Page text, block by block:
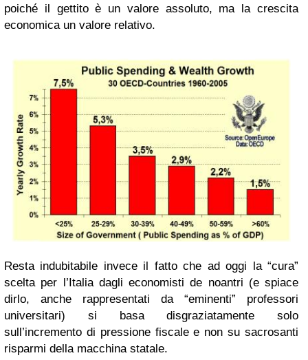
poiché il gettito è un valore assoluto, ma la crescita
economica un valore relativo.
Resta indubitabile invece il fatto che ad oggi la “cura”
scelta per l’Italia dagli economisti de noantri (e spiace
dirlo, anche rappresentati da “eminenti” professori
universitari) si basa disgraziatamente solo
sull’incremento di pressione fiscale e non su sacrosanti
risparmi della macchina statale.